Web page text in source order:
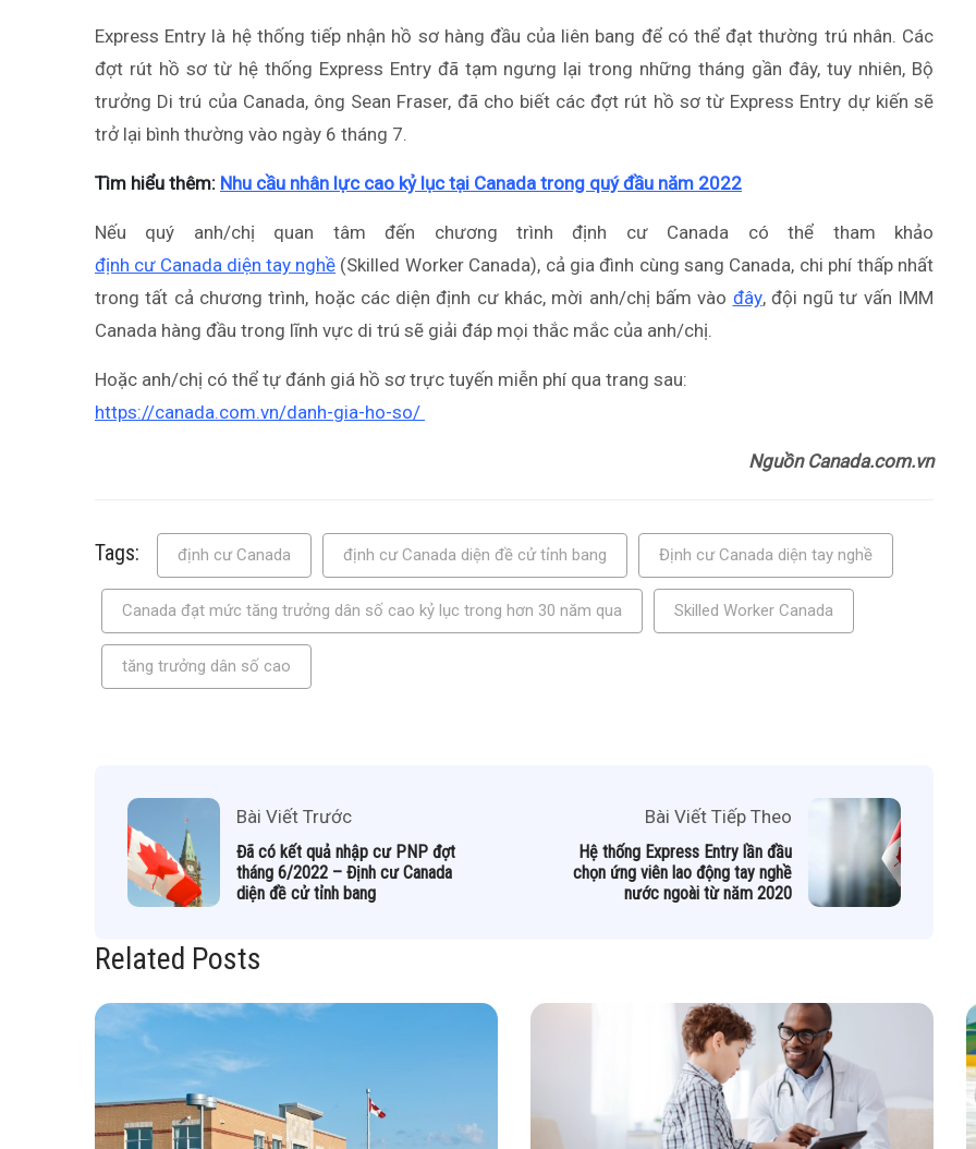
Express Entry là hệ thống tiếp nhận hồ sơ hàng đầu của liên bang để có thể đạt thường trú nhân. Các
đợt rút hồ sơ từ hệ thống Express Entry đã tạm ngưng lại trong những tháng gần đây, tuy nhiên, Bộ
trưởng Di trú của Canada, ông Sean Fraser, đã cho biết các đợt rút hồ sơ từ Express Entry dự kiến sẽ
trở lại bình thường vào ngày 6 tháng 7.
Tìm hiểu thêm: Nhu cầu nhân lực cao kỷ lục tại Canada trong quý đầu năm 2022
Nếu quý anh/chị quan tâm đến chương trình định cư Canada có thể tham khảo
định cư Canada diện tay nghề (Skilled Worker Canada), cả gia đình cùng sang Canada, chi phí thấp nhất
trong tất cả chương trình, hoặc các diện định cư khác, mời anh/chị bấm vào đây, đội ngũ tư vấn IMM
Canada hàng đầu trong lĩnh vực di trú sẽ giải đáp mọi thắc mắc của anh/chị.
Hoặc anh/chị có thể tự đánh giá hồ sơ trực tuyến miễn phí qua trang sau:
https://canada.com.vn/danh-gia-ho-so/
Nguồn Canada.com.vn
Tags: định cư Canada định cư Canada diện đề cử tỉnh bang Định cư Canada diện tay nghề
Canada đạt mức tăng trưởng dân số cao kỷ lục trong hơn 30 năm qua Skilled Worker Canada
tăng trưởng dân số cao
Bài Viết Trước
Đã có kết quả nhập cư PNP đợt
tháng 6/2022 – Định cư Canada
diện đề cử tỉnh bang
Bài Viết Tiếp Theo
Hệ thống Express Entry lần đầu
chọn ứng viên lao động tay nghề
nước ngoài từ năm 2020
Related Posts